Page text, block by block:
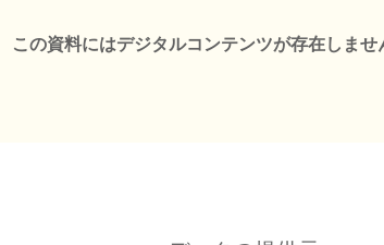
この資料にはデジタルコンテンツが存在しませ